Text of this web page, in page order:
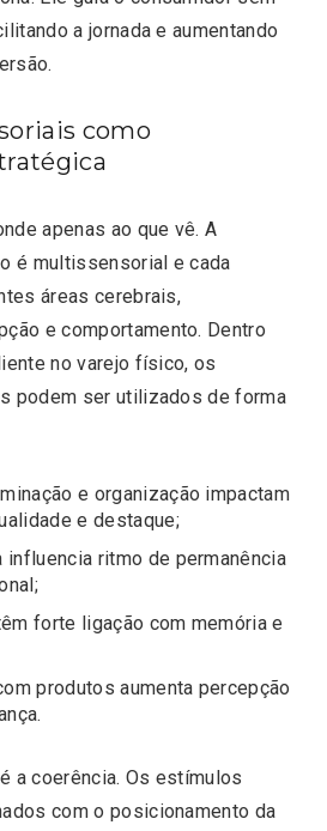
a jornada e aumentando
como
apenas ao que vê. A
é multissensorial e cada
áreas cerebrais,
e comportamento. Dentro
no varejo físico, os
podem ser utilizados de forma
e organização impactam
e destaque;
influencia ritmo de permanência
forte ligação com memória e
produtos aumenta percepção
a coerência. Os estímulos
com o posicionamento da